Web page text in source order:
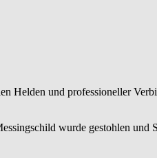
Helden und professioneller
wurde gestohlen und